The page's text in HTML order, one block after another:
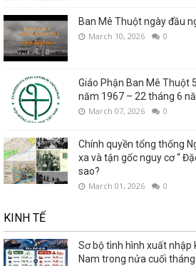
Ban Mê Thuột ngày đầu
March 10, 2026 0
Giáo Phận Ban Mê Thuột
năm 1967 – 22 tháng 6
March 07, 2026 0
Chính quyền tổng thống
xa và tận gốc nguy cơ “
sao?
March 01, 2026 0
KINH TẾ
Sơ bộ tình hình xuất nhập
Nam trong nửa cuối